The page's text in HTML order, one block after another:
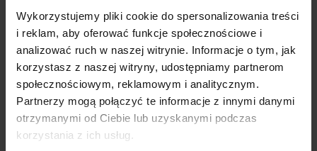
Wykorzystujemy pliki cookie do spersonalizowania treści
i reklam, aby oferować funkcje społecznościowe i
analizować ruch w naszej witrynie. Informacje o tym, jak
korzystasz z naszej witryny, udostępniamy partnerom
społecznościowym, reklamowym i analitycznym.
Partnerzy mogą połączyć te informacje z innymi danymi
otrzymanymi od Ciebie lub uzyskanymi podczas
korzystania z ich usług.
Prowadzenie boczne (zabezpieczenie przed
kołysaniem)